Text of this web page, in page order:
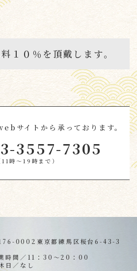
１０％を頂戴します。
サイトから 承っております。
3557-7305
11時～19時まで）
0002 東京都練馬区桜台6-43-3
時間／ 11：30〜20：00
日／なし